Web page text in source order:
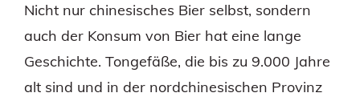
Nicht nur chinesisches Bier selbst, sondern
auch der Konsum von Bier hat eine lange
Geschichte. Tongefäße, die bis zu 9.000 Jahre
alt sind und in der nordchinesischen Provinz